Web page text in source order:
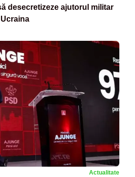
desecretizeze ajutorul militar
Actualitate